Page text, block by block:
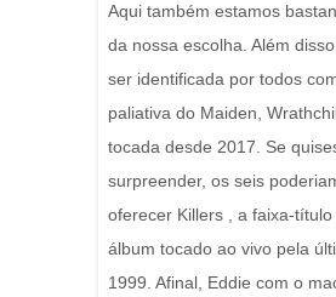
Aqui também estamos
da nossa escolha. Além
ser identificada por todos
paliativa do Maiden,
tocada desde 2017. Se
surpreender, os seis
oferecer Killers , a faixa-
álbum tocado ao vivo pela
1999. Afinal, Eddie com o